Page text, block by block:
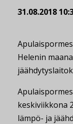
31.08.2018
Helenin
keskiviikkona
lämpö- ja